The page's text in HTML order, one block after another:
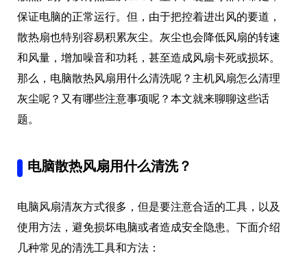
保证电脑的正常运行。但，由于把控着进出风的要道，
散热扇也特别容易积累灰尘。灰尘也会降低风扇的转速
和风量，增加噪音和功耗，甚至造成风扇卡死或损坏。
那么，电脑散热风扇用什么清洗呢？主机风扇怎么清理
灰尘呢？又有哪些注意事项呢？本文就来聊聊这些话
题。
电脑散热风扇用什么清洗？
电脑风扇清灰方式很多，但是要注意合适的工具，以及
使用方法，避免损坏电脑或者造成安全隐患。下面介绍
几种常见的清洗工具和方法：